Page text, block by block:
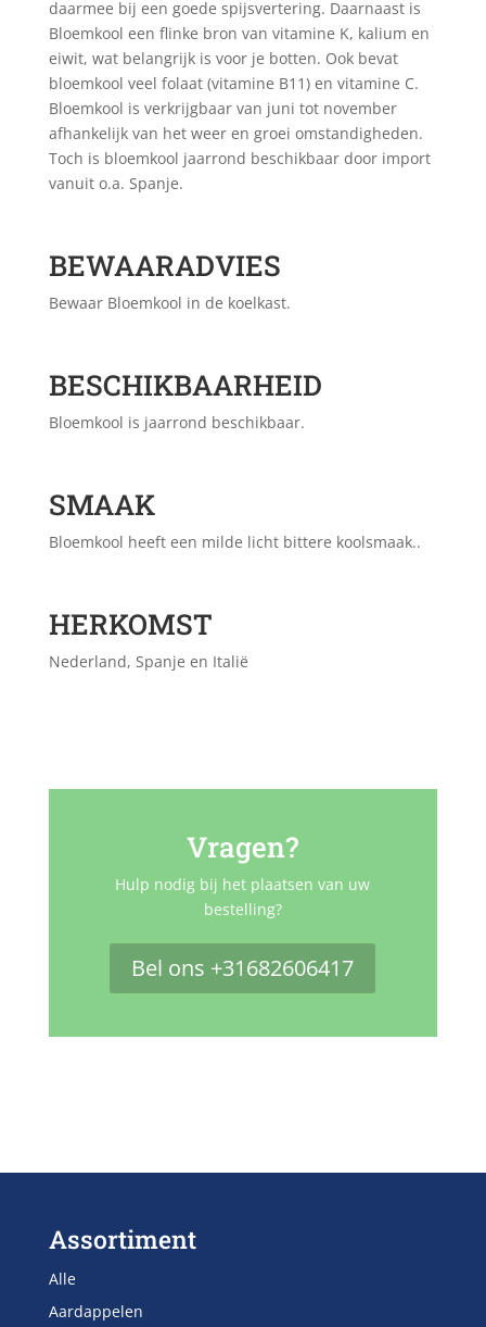
daarmee bij een goede spijsvertering. Daarnaast is
Bloemkool een flinke bron van vitamine K, kalium en
eiwit, wat belangrijk is voor je botten. Ook bevat
bloemkool veel folaat (vitamine B11) en vitamine C.
Bloemkool is verkrijgbaar van juni tot november
afhankelijk van het weer en groei omstandigheden.
Toch is bloemkool jaarrond beschikbaar door import
vanuit o.a. Spanje.
BEWAARADVIES
Bewaar Bloemkool in de koelkast.
BESCHIKBAARHEID
Bloemkool is jaarrond beschikbaar.
SMAAK
Bloemkool heeft een milde licht bittere koolsmaak..
HERKOMST
Nederland, Spanje en Italië
Vragen?
Hulp nodig bij het plaatsen van uw
bestelling?
Bel ons +31682606417
Assortiment
Alle
Aardappelen